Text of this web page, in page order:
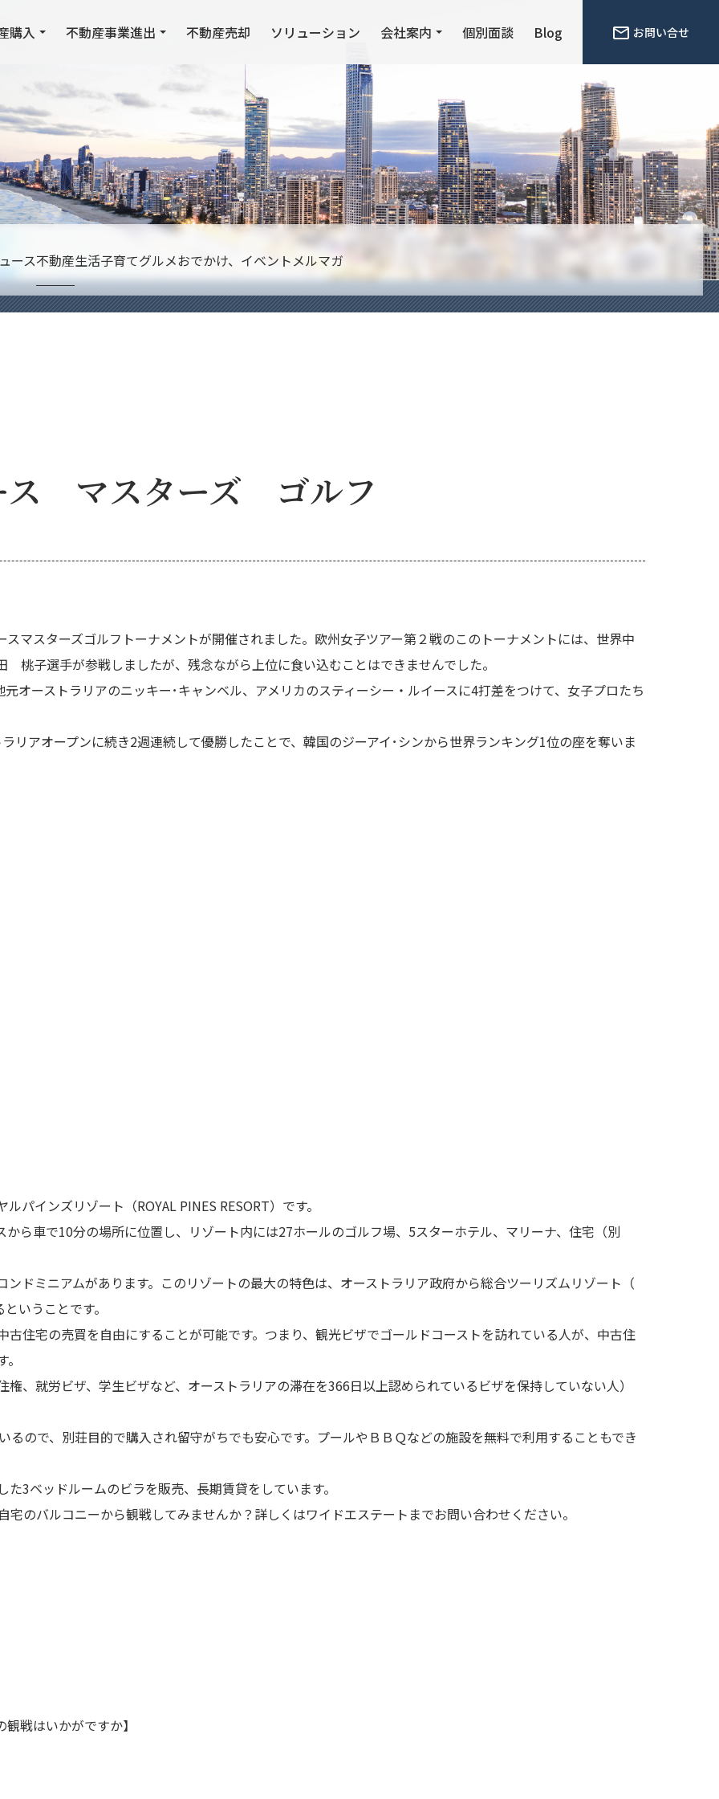
購入 不動産事業進出 不動産売却 ソリューション 会社案内 個別面談 Blog お問い合せ
ース不動産生活子育てグルメおでかけ、イベント メルマガ
ス マスターズ ゴルフ
マスターズゴルフトーナメントが開催されました。欧州女子ツアー第２戦のこのトーナメントには、世界中
桃子選手が参戦しましたが、残念ながら上位に食い込むことはできませんでした。
オーストラリアのニッキー･キャンベル、アメリカのスティーシー・ルイースに4打差をつけて、女子プロたち
リアオープンに続き2週連続して優勝したことで、韓国のジーアイ･シンから世界ランキング1位の座を奪いま
パインズリゾート（ROYAL PINES RESORT）です。
ら車で10分の場所に位置し、リゾート内には27ホールのゴルフ場、5スターホテル、マリーナ、住宅（別
ドミニアムがあります。このリゾートの最大の特色は、オーストラリア政府から総合ツーリズムリゾート（
いうことです。
住宅の売買を自由にすることが可能です。つまり、観光ビザでゴールドコーストを訪れている人が、中古住
、就労ビザ、学生ビザなど、オーストラリアの滞在を366日以上認められているビザを保持していない人）
ので、別荘目的で購入され留守がちでも安心です。プールやＢＢＱなどの施設を無料で利用することもでき
3ベッドルームのビラを販売、長期賃貸をしています。
のバルコニーから観戦してみませんか？詳しくはワイドエステートまでお問い合わせください。
戦はいかがですか】